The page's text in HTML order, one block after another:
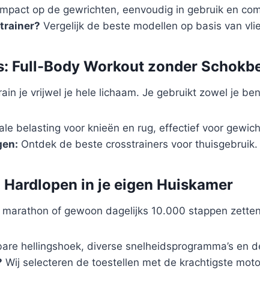
op de gewrichten, eenvoudig in gebruik en
Vergelijk de beste modellen op basis van
Full-Body Workout zonder
je vrijwel je hele lichaam. Je gebruikt zowel je
belasting voor knieën en rug, effectief voor
Ontdek de beste crosstrainers voor thuisgebruik.
Hardlopen in je eigen Huiskamer
of gewoon dagelijks 10.000 stappen
hellingshoek, diverse snelheidsprogramma’s en
Wij selecteren de toestellen met de krachtigste